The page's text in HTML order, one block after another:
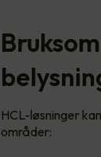
HCL-løsninger
områder: